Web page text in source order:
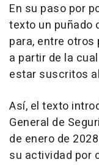
En su paso por
texto un puñado
para, entre
a partir de la
estar suscritos
Así, el texto
General de
de enero de
su actividad por